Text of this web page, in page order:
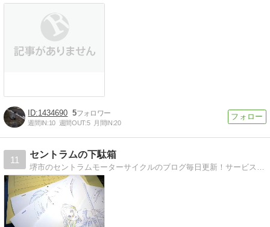
1434690 5
週間IN:10 週間OUT:5 月間IN:20
11
セントラムの下駄箱